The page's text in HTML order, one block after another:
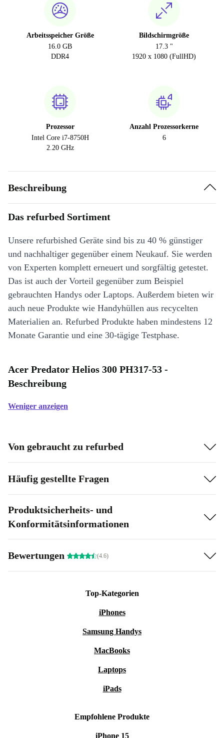
Arbeitsspeicher Größe
16.0 GB
DDR4
Bildschirmgröße
17.3 "
1920 x 1080 (FullHD)
Prozessor
Intel Core i7-8750H
2.20 GHz
Anzahl Prozessorkerne
6
Beschreibung
Das refurbed Sortiment
Unsere refurbished Geräte sind bis zu 40 % günstiger
und nachhaltiger gegenüber einem Neukauf. Sie werden
von Experten komplett erneuert und sorgfältig getestet.
Das ist auch der Vorteil gegenüber zum Beispiel
gebrauchten Handys oder Laptops. Außerdem bieten wir
auch neue Produkte wie Handyhüllen aus recycelten
Materialien an. Refurbed Produkte haben mindestens 12
Monate Garantie und eine 30-tägige Testphase.
Acer Predator Helios 300 PH317-53 -
Beschreibung
Weniger anzeigen
Von gebraucht zu refurbed
Häufig gestellte Fragen
Produktsicherheits- und
Konformitätsinformationen
Bewertungen (4.6)
Top-Kategorien
iPhones
Samsung Handys
MacBooks
Laptops
iPads
Empfohlene Produkte
iPhone 15